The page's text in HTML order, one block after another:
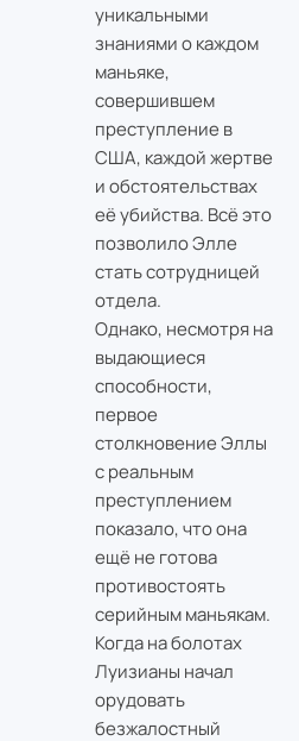
уникальными
знаниями о каждом
маньяке,
совершившем
преступление в
США, каждой жертве
и обстоятельствах
её убийства. Всё это
позволило Элле
стать сотрудницей
отдела.
Однако, несмотря на
выдающиеся
способности,
первое
столкновение Эллы
с реальным
преступлением
показало, что она
ещё не готова
противостоять
серийным маньякам.
Когда на болотах
Луизианы начал
орудовать
безжалостный